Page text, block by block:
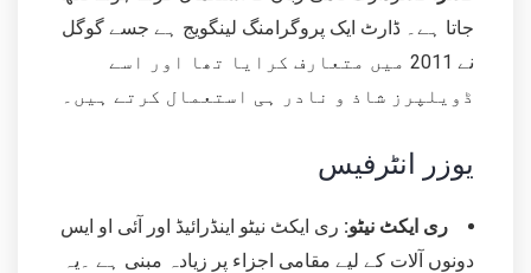
جاتا ہے۔ ڈارٹ ایک پروگرامنگ لینگویج ہے جسے گوگل
نے 2011 میں متعارف کرایا تھا اور اسے
ڈویلپرز شاذ و نادر ہی استعمال کرتے ہیں۔
یوزر انٹرفیس
ری ایکٹ نیٹو: ری ایکٹ نیٹو اینڈرائیڈ اور آئی او ایس
دونوں آلات کے لیے مقامی اجزاء پر زیادہ مبنی ہے ۔یہ